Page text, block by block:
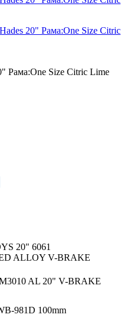
Рама:One Size Citric Lime
20" 6061
ALLOY V-BRAKE
AL 20" V-BRAKE
981D 100mm